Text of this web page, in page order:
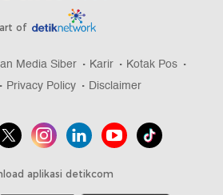
of
Media Siber Karir
Kotak Pos
Privacy Policy Disclaimer
aplikasi detikcom